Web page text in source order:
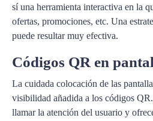
sí una herramienta interactiva en la
ofertas, promociones, etc. Una
puede resultar muy efectiva.
Códigos QR en
La cuidada colocación de las
visibilidad añadida a los códigos
llamar la atención del usuario y